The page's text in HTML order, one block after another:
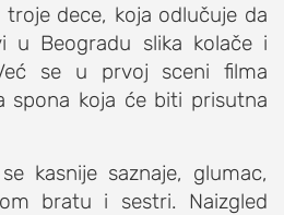
dece, koja odlučuje da
u Beogradu slika kolače i
se u prvoj sceni filma
spona koja će biti prisutna
kasnije saznaje, glumac,
bratu i sestri. Naizgled